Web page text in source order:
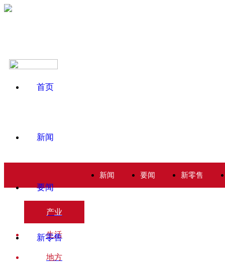
首页
新闻
要闻
新零售
新闻 要闻 新零售
产业
生活
地方